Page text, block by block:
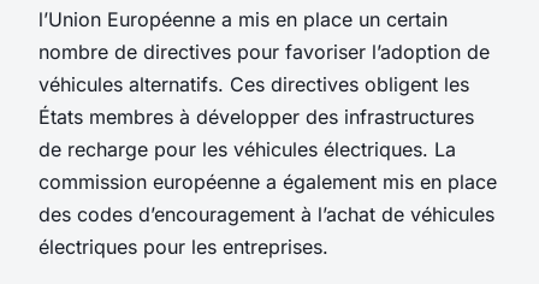
l’Union Européenne a mis en place un certain
nombre de directives pour favoriser l’adoption de
véhicules alternatifs. Ces directives obligent les
États membres à développer des infrastructures
de recharge pour les véhicules électriques. La
commission européenne a également mis en place
des codes d’encouragement à l’achat de véhicules
électriques pour les entreprises.